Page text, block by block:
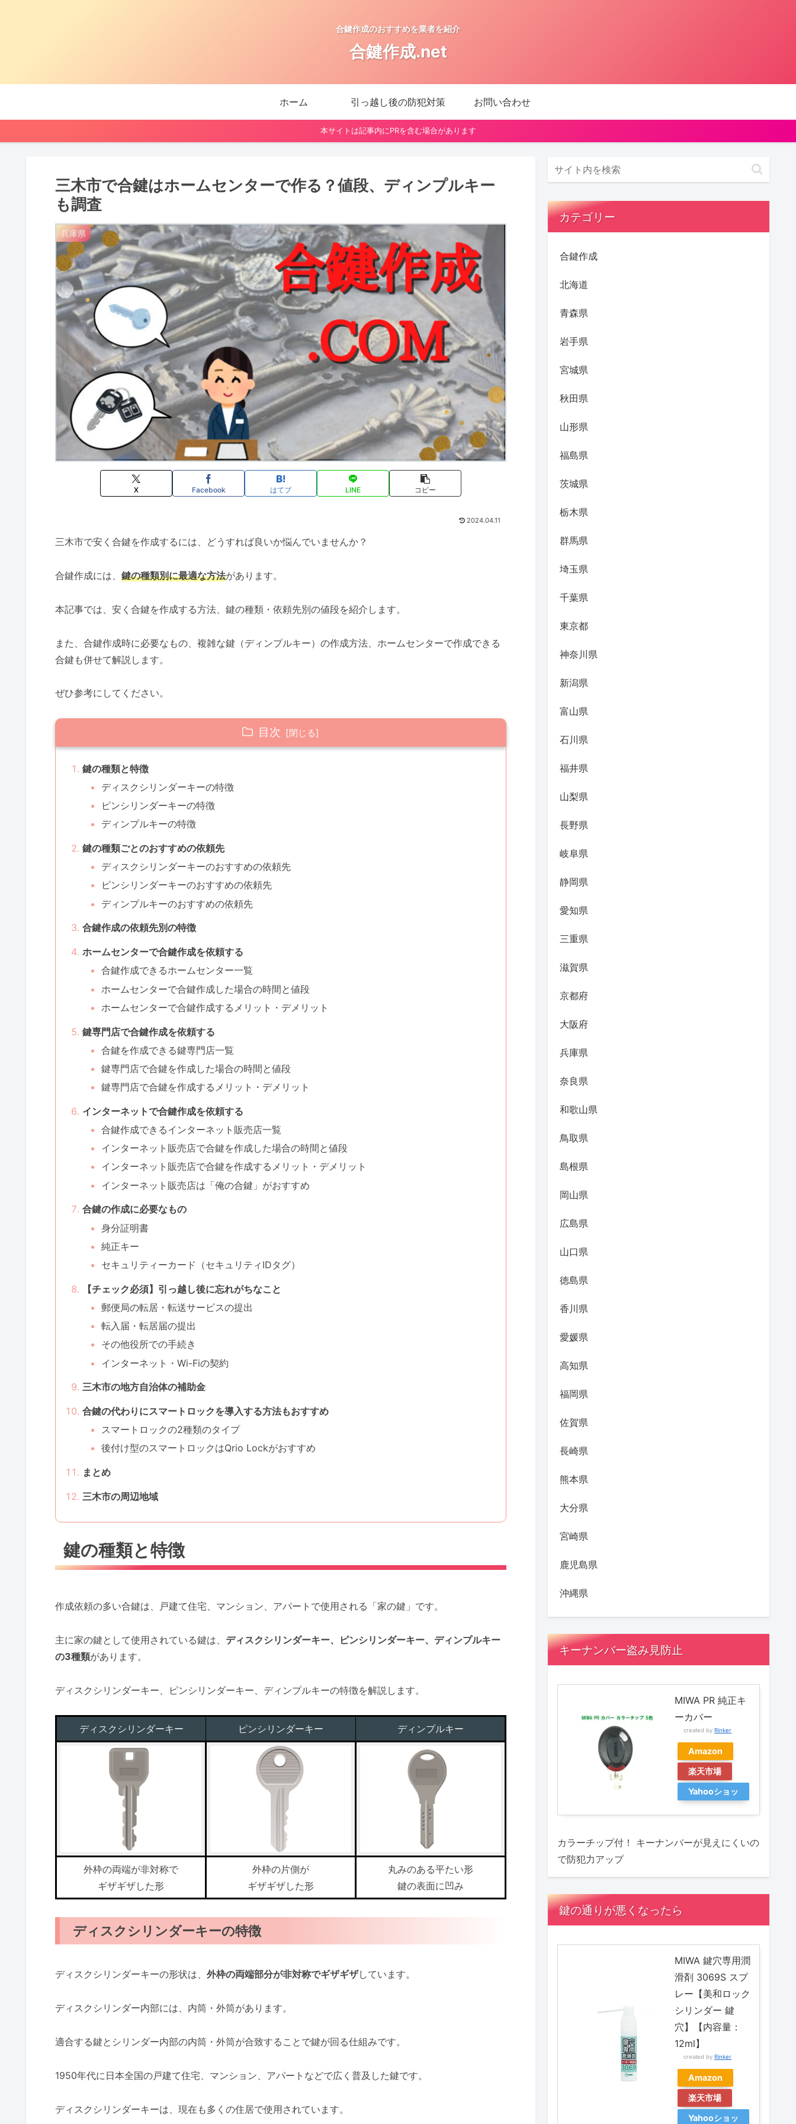
合鍵作成のおすすめを業者を紹介
合鍵作成.net
ホーム 引っ越し後の防犯対策 お問い合わせ
本サイトは記事内にPRを含む場合があります
三木市で合鍵はホームセンターで作る？値段、ディンプルキー
も調査
兵庫県
X Facebook はてブ LINE コピー
2024.04.11
三木市で安く合鍵を作成するには、どうすれば良いか悩んでいませんか？
合鍵作成には、 鍵の種類別に最適な方法があります。
本記事では、安く合鍵を作成する方法、鍵の種類・依頼先別の値段を紹介します。
また、合鍵作成時に必要なもの、複雑な鍵（ディンプルキー）の作成方法、ホームセンターで作成できる
合鍵も併せて解説します。
ぜひ参考にしてください。
目次
鍵の種類と特徴
ディスクシリンダーキーの特徴
ピンシリンダーキーの特徴
ディンプルキーの特徴
鍵の種類ごとのおすすめの依頼先
ディスクシリンダーキーのおすすめの依頼先
ピンシリンダーキーのおすすめの依頼先
ディンプルキーのおすすめの依頼先
合鍵作成の依頼先別の特徴
ホームセンターで合鍵作成を依頼する
合鍵作成できるホームセンター一覧
ホームセンターで合鍵作成した場合の時間と値段
ホームセンターで合鍵作成するメリット・デメリット
鍵専門店で合鍵作成を依頼する
合鍵を作成できる鍵専門店一覧
鍵専門店で合鍵を作成した場合の時間と値段
鍵専門店で合鍵を作成するメリット・デメリット
インターネットで合鍵作成を依頼する
合鍵作成できるインターネット販売店一覧
インターネット販売店で合鍵を作成した場合の時間と値段
インターネット販売店で合鍵を作成するメリット・デメリット
インターネット販売店は「俺の合鍵」がおすすめ
合鍵の作成に必要なもの
身分証明書
純正キー
セキュリティーカード（セキュリティIDタグ）
【チェック必須】引っ越し後に忘れがちなこと
郵便局の転居・転送サービスの提出
転入届・転居届の提出
その他役所での手続き
インターネット・Wi-Fiの契約
三木市の地方自治体の補助金
合鍵の代わりにスマートロックを導入する方法もおすすめ
スマートロックの2種類のタイプ
後付け型のスマートロックはQrio Lockがおすすめ
まとめ
三木市の周辺地域
鍵の種類と特徴
作成依頼の多い合鍵は、戸建て住宅、マンション、アパートで使用される「家の鍵」です。
主に家の鍵として使用されている鍵は、 ディスクシリンダーキー、ピンシリンダーキー、ディンプルキー
の3種類があります。
ディスクシリンダーキー、ピンシリンダーキー、ディンプルキーの特徴を解説します。
ディスクシリンダーキー ピンシリンダーキー ディンプルキー
外枠の両端が非対称で
ギザギザした形
外枠の片側が
ギザギザした形
丸みのある平たい形
鍵の表面に凹み
ディスクシリンダーキーの特徴
ディスクシリンダーキーの形状は、 外枠の両端部分が非対称でギザギザしています。
ディスクシリンダー内部には、内筒・外筒があります。
適合する鍵とシリンダー内部の内筒・外筒が合致することで鍵が回る仕組みです。
1950年代に日本全国の戸建て住宅、マンション、アパートなどで広く普及した鍵です。
ディスクシリンダーキーは、現在も多くの住居で使用されています。
カテゴリー
合鍵作成
北海道
青森県
岩手県
宮城県
秋田県
山形県
福島県
茨城県
栃木県
群馬県
埼玉県
千葉県
東京都
神奈川県
新潟県
富山県
石川県
福井県
山梨県
長野県
岐阜県
静岡県
愛知県
三重県
滋賀県
京都府
大阪府
兵庫県
奈良県
和歌山県
鳥取県
島根県
岡山県
広島県
山口県
徳島県
香川県
愛媛県
高知県
福岡県
佐賀県
長崎県
熊本県
大分県
宮崎県
鹿児島県
沖縄県
キーナンバー盗み見防止
MIWA PR 純正キ
ーカバー
created by Rinker
Amazon
楽天市場
Yahooショッ
カラーチップ付！ キーナンバーが見えにくいの
で防犯力アップ
鍵の通りが悪くなったら
MIWA 鍵穴専用潤
滑剤 3069S スプ
レー【美和ロック
シリンダー 鍵
穴】【内容量：
12ml】
created by Rinker
Amazon
楽天市場
Yahooショッ